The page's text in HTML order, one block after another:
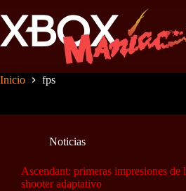
al
contenido
Inicio fps
Noticias
Ascendant: primeras impresiones de
shooter adaptativo